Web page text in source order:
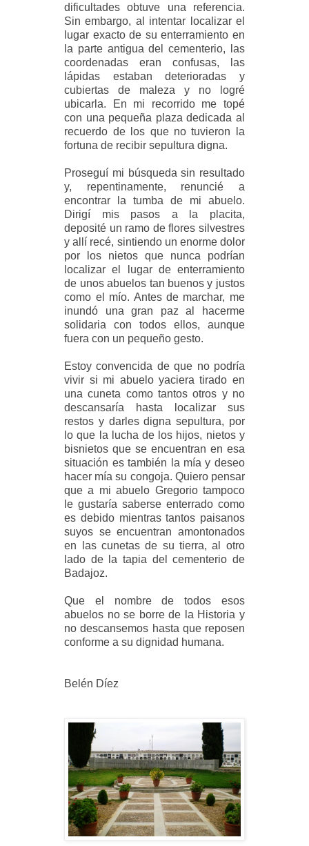
dificultades obtuve una referencia.
Sin embargo, al intentar localizar el
lugar exacto de su enterramiento en
la parte antigua del cementerio, las
coordenadas eran confusas, las
lápidas estaban deterioradas y
cubiertas de maleza y no logré
ubicarla. En mi recorrido me topé
con una pequeña plaza dedicada al
recuerdo de los que no tuvieron la
fortuna de recibir sepultura digna.
Proseguí mi búsqueda sin resultado
y, repentinamente, renuncié a
encontrar la tumba de mi abuelo.
Dirigí mis pasos a la placita,
deposité un ramo de flores silvestres
y allí recé, sintiendo un enorme dolor
por los nietos que nunca podrían
localizar el lugar de enterramiento
de unos abuelos tan buenos y justos
como el mío. Antes de marchar, me
inundó una gran paz al hacerme
solidaria con todos ellos, aunque
fuera con un pequeño gesto.
Estoy convencida de que no podría
vivir si mi abuelo yaciera tirado en
una cuneta como tantos otros y no
descansaría hasta localizar sus
restos y darles digna sepultura, por
lo que la lucha de los hijos, nietos y
bisnietos que se encuentran en esa
situación es también la mía y deseo
hacer mía su congoja. Quiero pensar
que a mi abuelo Gregorio tampoco
le gustaría saberse enterrado como
es debido mientras tantos paisanos
suyos se encuentran amontonados
en las cunetas de su tierra, al otro
lado de la tapia del cementerio de
Badajoz.
Que el nombre de todos esos
abuelos no se borre de la Historia y
no descansemos hasta que reposen
conforme a su dignidad humana.
Belén Díez